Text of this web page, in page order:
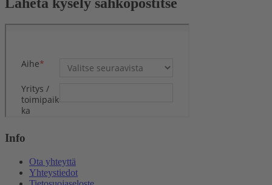
Lähetä kysely sähköpostitse
Info
Ota yhteyttä
Yhteystiedot